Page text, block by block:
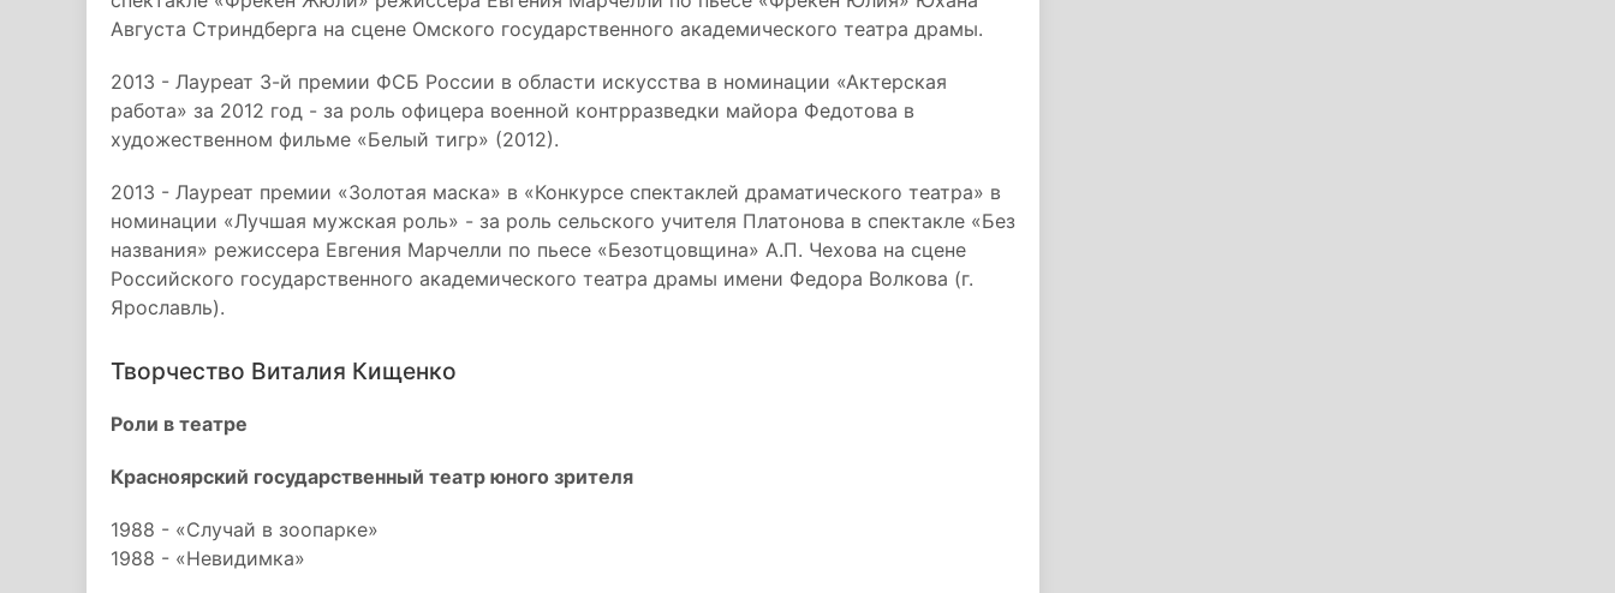
Августа Стриндберга на сцене Омского государственного академического театра драмы.
2013 - Лауреат 3-й премии ФСБ России в области искусства в номинации «Актерская
работа» за 2012 год - за роль офицера военной контрразведки майора Федотова в
художественном фильме «Белый тигр» (2012).
2013 - Лауреат премии «Золотая маска» в «Конкурсе спектаклей драматического театра» в
номинации «Лучшая мужская роль» - за роль сельского учителя Платонова в спектакле «Без
названия» режиссера Евгения Марчелли по пьесе «Безотцовщина» А.П. Чехова на сцене
Российского государственного академического театра драмы имени Федора Волкова (г.
Ярославль).
Творчество Виталия Кищенко
Роли в театре
Красноярский государственный театр юного зрителя
1988 - «Случай в зоопарке»
1988 - «Невидимка»